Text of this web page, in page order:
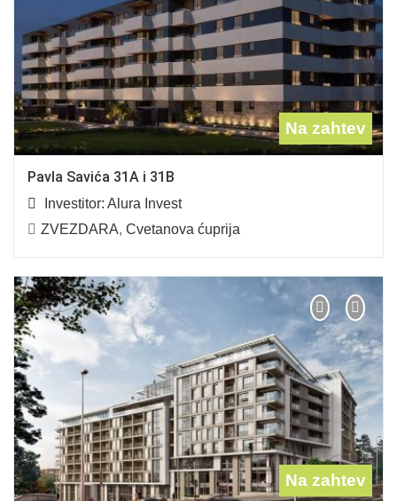
Na zahtev
Pavla Savića 31A i 31B
Investitor: Alura Invest
ZVEZDARA, Cvetanova ćuprija
Na zahtev